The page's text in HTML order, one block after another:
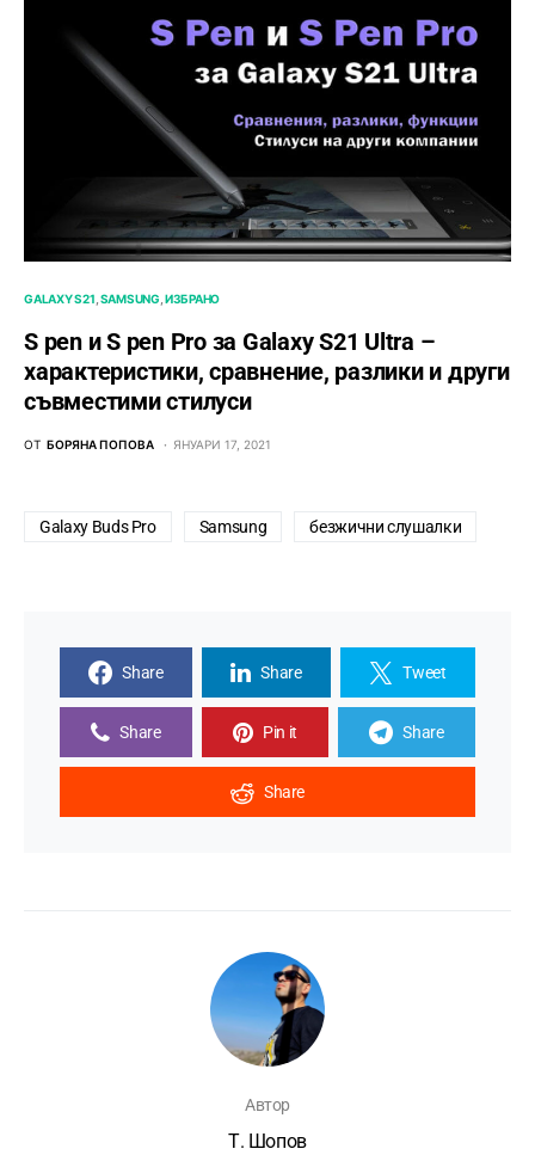
GALAXY S21 SAMSUNG ИЗБРАНО
S pen и S pen Pro за Galaxy S21 Ultra –
характеристики, сравнение, разлики и други
съвместими стилуси
ОТ БОРЯНА ПОПОВА ЯНУАРИ 17, 2021
Galaxy Buds Pro Samsung безжични слушалки
Share Share Tweet
Share Pin it Share
Share
Автор
Т. Шопов